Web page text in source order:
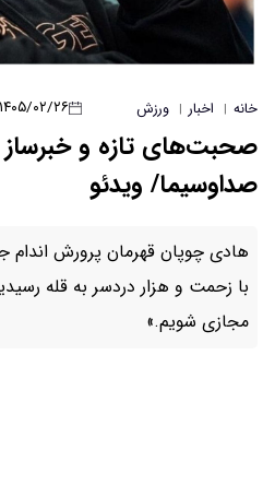
۱۴۰۵/۰۲/۲۶ ۱۳:۱۷:۴۵ کد خبر: ۱۳۴۴۲
هادی چوپان در
اندام جهان در تلویزیون گفت: «ما
قله رسیدیم، نباید بازیچه دلقکان